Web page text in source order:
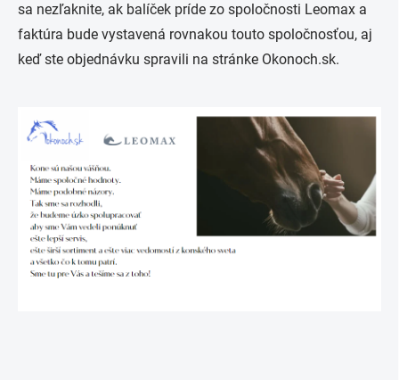
sa nezľaknite, ak balíček príde zo spoločnosti Leomax a
faktúra bude vystavená rovnakou touto spoločnosťou, aj
keď ste objednávku spravili na stránke Okonoch.sk.